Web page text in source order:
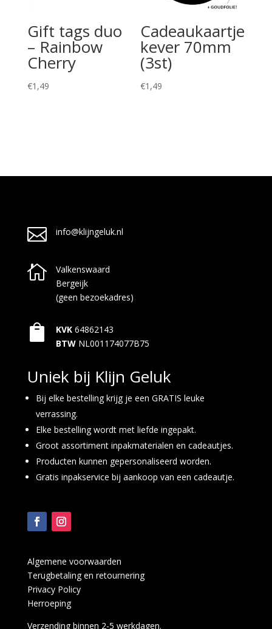
Gift tags duo
– Rainbow
Cherry
€1,49
Cadeaukaartje
kever 70mm
(3st)
€1,49
 info@klijngeluk.nl

Valkenswaard
Bergeijk
(geen bezoekadres)
 KVK 64862143
BTW NL001174077B75
Uniek bij Klijn Geluk
Bij elke bestelling krijg je een GRATIS leuke
verrassing.
Elke bestelling wordt met liefde ingepakt.
Groot assortiment inpakmaterialen en cadeautjes.
Producten kunnen gepersonaliseerd worden.
Gratis inpakservice bij aankoop van een cadeautje.
Algemene voorwaarden
Terugbetaling en retournering
Privacy Policy
Herroeping
Verzending binnen 2-5 werkdagen.